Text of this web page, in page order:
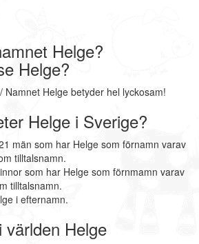
Helge?
Helge?
Namnet Helge betyder hel lyckosam!
Helge i Sverige?
män som har Helge som förnamn varav
tilltalsnamn.
som har Helge som förnmamn varav
tilltalsnamn.
i efternamn.
världen Helge